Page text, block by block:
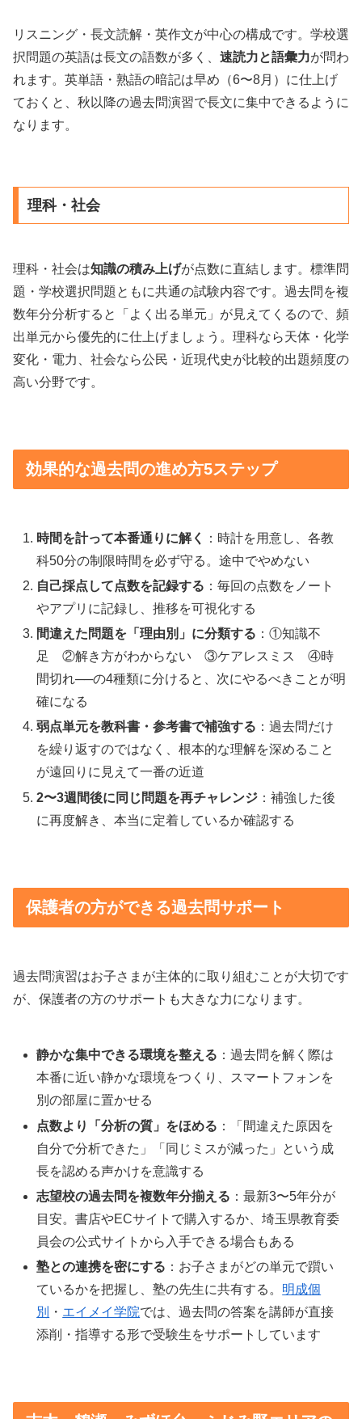
リスニング・長文読解・英作文が中心の構成です。学校選
択問題の英語は長文の語数が多く、 速読力と語彙力が問わ
れます。英単語・熟語の暗記は早め（6〜8月）に仕上げ
ておくと、秋以降の過去問演習で長文に集中できるように
なります。
理科・社会
理科・社会は知識の積み上げが点数に直結します。標準問
題・学校選択問題ともに共通の試験内容です。過去問を複
数年分分析すると「よく出る単元」が見えてくるので、頻
出単元から優先的に仕上げましょう。理科なら天体・化学
変化・電力、社会なら公民・近現代史が比較的出題頻度の
高い分野です。
効果的な過去問の進め方5ステップ
時間を計って本番通りに解く
：時計を用意し、各教
科50分の制限時間を必ず守る。途中でやめない
自己採点して点数を記録する ：毎回の点数をノート
やアプリに記録し、推移を可視化する
間違えた問題を「理由別」に分類する ：①知識不
足 ②解き方がわからない ③ケアレスミス ④時
間切れ──の4種類に分けると、次にやるべきことが明
確になる
弱点単元を教科書・参考書で補強する ：過去問だけ
を繰り返すのではなく、根本的な理解を深めること
が遠回りに見えて一番の近道
2〜3週間後に同じ問題を再チャレンジ ：補強した後
に再度解き、本当に定着しているか確認する
保護者の方ができる過去問サポート
過去問演習はお子さまが主体的に取り組むことが大切です
が、保護者の方のサポートも大きな力になります。
静かな集中できる環境を整える ：過去問を解く際は
本番に近い静かな環境をつくり、スマートフォンを
別の部屋に置かせる
点数より「分析の質」をほめる ：「間違えた原因を
自分で分析できた」「同じミスが減った」という成
長を認める声かけを意識する
志望校の過去問を複数年分揃える ：最新3〜5年分が
目安。書店やECサイトで購入するか、埼玉県教育委
員会の公式サイトから入手できる場合もある
塾との連携を密にする ：お子さまがどの単元で躓い
ているかを把握し、塾の先生に共有する。 明成個
別
・ エイメイ学院では、過去問の答案を講師が直接
添削・指導する形で受験生をサポートしています